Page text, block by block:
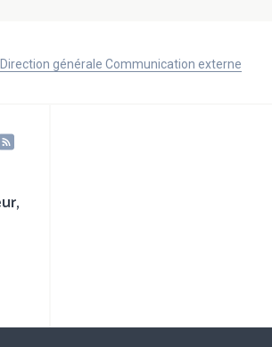
générale Communication externe